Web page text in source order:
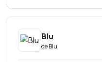
Blu
deBlu